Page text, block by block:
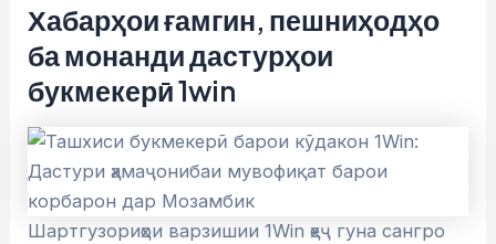
Хабарҳои ғамгин, пешниҳодҳо
ба монанди дастурҳои
букмекерӣ 1win
Шартгузориҳои варзишии 1Win ҳеҷ гуна сангро